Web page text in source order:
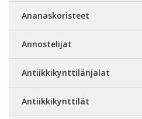
Ananaskoristeet
Annostelijat
Antiikkikynttilänjalat
Antiikkikynttilät